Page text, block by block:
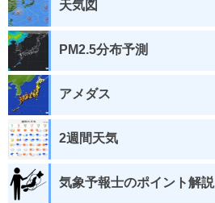
天気図
PM2.5分布予測
アメダス
2週間天気
気象予報士のポイント解説